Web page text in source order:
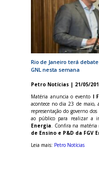
Rio de Janeiro terá
GNL nesta semana
Petro Notícias | 21/05/
Matéria anuncia o evento I
acontece no dia 23 de maio,
representação do governo
ao público para realizar a
Energia. Confira na matéria
de Ensino e P&D da FGV
Leia mais: Petro Notícias